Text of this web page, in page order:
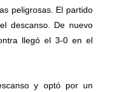
peligrosas. El partido
descanso. De nuevo
llegó el 3-0 en el
y optó por un